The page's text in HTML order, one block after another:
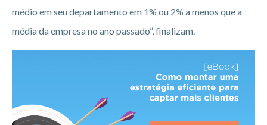
médio em seu departamento em 1% ou 2% a menos que a
média da empresa no ano passado”, finalizam.